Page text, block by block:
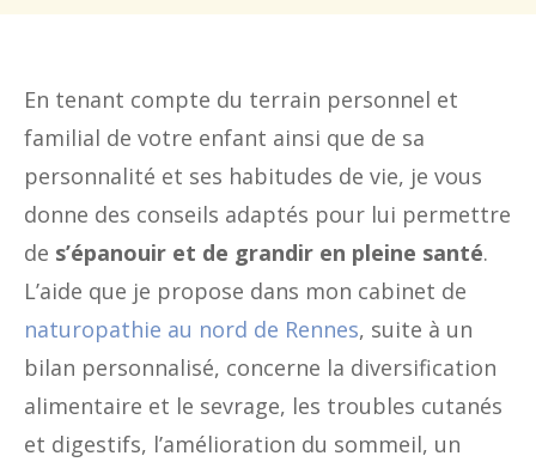
En tenant compte du terrain personnel et
familial de votre enfant ainsi que de sa
personnalité et ses habitudes de vie, je vous
donne des conseils adaptés pour lui permettre
de s’épanouir et de grandir en pleine santé.
L’aide que je propose dans mon cabinet de
naturopathie au nord de Rennes, suite à un
bilan personnalisé, concerne la diversification
alimentaire et le sevrage, les troubles cutanés
et digestifs, l’amélioration du sommeil, un